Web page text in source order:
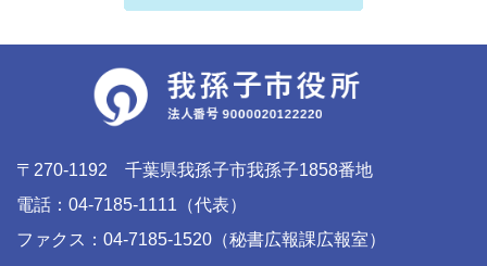
〒270-1192 千葉県我孫子市我孫子1858番地
電話：04-7185-1111（代表）
ファクス：04-7185-1520（秘書広報課広報室）